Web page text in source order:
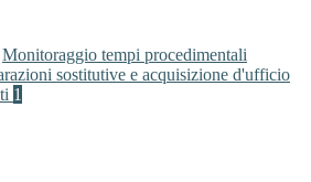
Monitoraggio tempi procedimentali
sostitutive e acquisizione d'ufficio
1